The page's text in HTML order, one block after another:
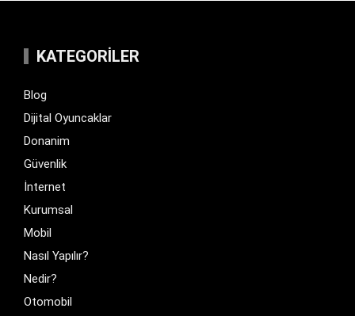
KATEGORILER
Blog
Dijital Oyuncaklar
Donanim
Güvenlik
İnternet
Kurumsal
Mobil
Nasıl Yapılır?
Nedir?
Otomobil